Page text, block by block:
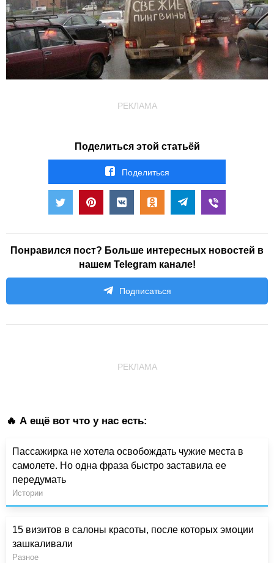
РЕКЛАМА
Поделиться этой статьёй
Поделиться
Понравился пост? Больше интересных новостей в
нашем Telegram канале!
Подписаться
РЕКЛАМА
🔥 А ещё вот что у нас есть:
Пассажирка не хотела освобождать чужие места в
самолете. Но одна фраза быстро заставила ее
передумать
Истории
15 визитов в салоны красоты, после которых эмоции
зашкаливали
Разное